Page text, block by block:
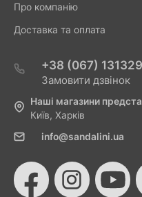
Про компанію
Доставка та оплата
+38 (067)
Замовити дзвінок
Наші магазини
Київ, Харків
info@sandalini.ua